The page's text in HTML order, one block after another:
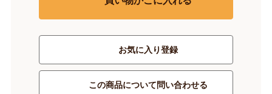
お気に入り登録
この商品について問い合わせる